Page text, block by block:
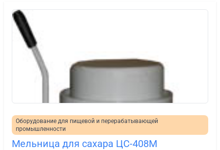
Оборудование для пищевой и перерабатывающей
промышленности
Мельница для сахара ЦС-408М